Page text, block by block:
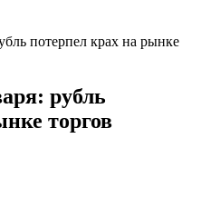
потерпел крах на рынке
рубль
торгов